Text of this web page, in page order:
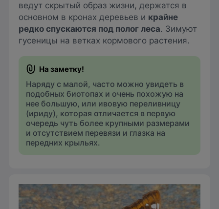
ведут скрытый образ жизни, держатся в
основном в кронах деревьев и крайне
редко спускаются под полог леса. Зимуют
гусеницы на ветках кормового растения.
Наряду с малой, часто можно увидеть в
подобных биотопах и очень похожую на
нее большую, или ивовую переливницу
(ириду), которая отличается в первую
очередь чуть более крупными размерами
и отсутствием перевязи и глазка на
передних крыльях.